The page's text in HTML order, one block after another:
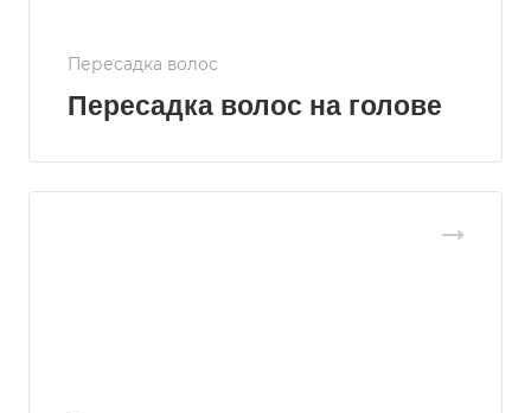
Пересадка волос
Пересадка волос на голове